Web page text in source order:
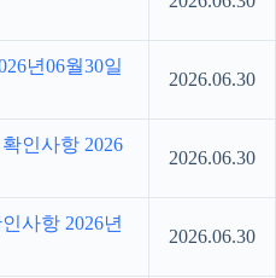
년06월30일
2026.06.30
인사항 2026
2026.06.30
사항 2026년
2026.06.30